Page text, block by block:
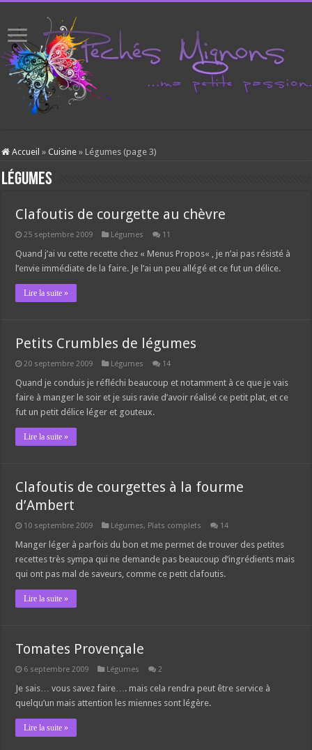
Accueil » Cuisine » Légumes (page 3)
Légumes
Clafoutis de courgette au chèvre
25 septembre 2009 Légumes 11
Quand j’ai vu cette recette chez « Menus Propos« , je n’ai pas résisté à
l’envie immédiate de la faire. Je l’ai un peu allégé et ce fut un délice.
Lire la suite »
Petits Crumbles de légumes
20 septembre 2009 Légumes 14
Quand je conduis je réfléchi beaucoup et notamment à ce que je vais
faire à manger le soir et je suis ravie d’avoir réalisé ce petit plat, et ce
fut un petit délice léger et gouteux.
Lire la suite »
Clafoutis de courgettes à la fourme
d’Ambert
10 septembre 2009 Légumes, Plats complets 14
Manger léger à parfois du bon et me permet de trouver des petites
recettes très sympa qui ne demande pas beaucoup d’ingrédients mais
qui ont pas mal de saveurs, comme ce petit clafoutis.
Lire la suite »
Tomates Provençale
6 septembre 2009 Légumes 2
Je sais… vous savez faire…. mais cela rendra peut être service à
quelqu’un mais attention les miennes sont légère.
Lire la suite »